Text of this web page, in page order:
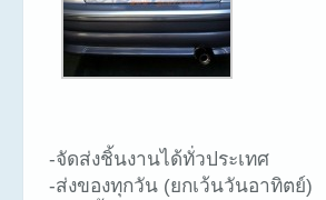
-จัดส่งชิ้นงานได้ทั่วประเทศ
-ส่งของทุกวัน (ยกเว้นวันอาทิตย์)